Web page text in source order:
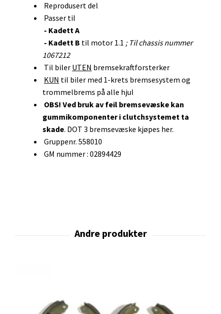
Reprodusert del
Passer til
- Kadett A
- Kadett B til motor 1.1 ; Til chassis nummer
1067212
Til biler UTEN bremsekraftforsterker
KUN til biler med 1-krets bremsesystem og
trommelbrems på alle hjul
OBS! Ved bruk av feil bremsevæske kan
gummikomponenter i clutchsystemet ta
skade. DOT 3 bremsevæske kjøpes her.
Gruppenr. 558010
GM nummer : 02894429